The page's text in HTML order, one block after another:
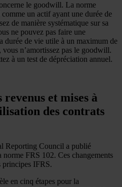
le goodwill. La norme
un actif ayant une durée de
de manière systématique sur sa
ne pouvez pas faire une
durée de vie utile à un maximum de
n’amortissez pas le goodwill.
à un test de dépréciation annuel.
revenus et mises à
des contrats
Reporting Council a publié
norme FRS 102. Ces changements
IFRS.
en cinq étapes pour la